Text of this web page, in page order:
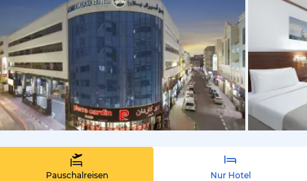
von
Pauschalreisen Nur Hotel